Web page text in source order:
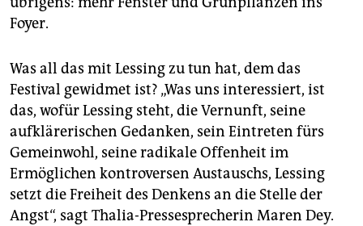
Foyer.
Was all das mit Lessing zu tun hat, dem das
Festival gewidmet ist? „Was uns interessiert, ist
das, wofür Lessing steht, die Vernunft, seine
aufklärerischen Gedanken, sein Eintreten fürs
Gemeinwohl, seine radikale Offenheit im
Ermöglichen kontroversen Austauschs, Lessing
setzt die Freiheit des Denkens an die Stelle der
Angst“, sagt Thalia-Pressesprecherin Maren Dey.